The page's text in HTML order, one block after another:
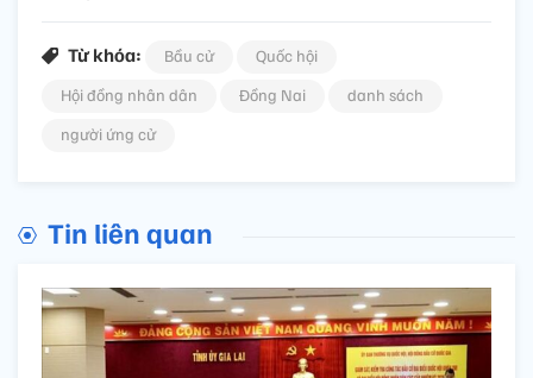
Từ khóa: Bầu cử
Quốc hội
Hội đồng nhân dân
Đồng Nai
danh sách
người ứng cử
Tin liên quan